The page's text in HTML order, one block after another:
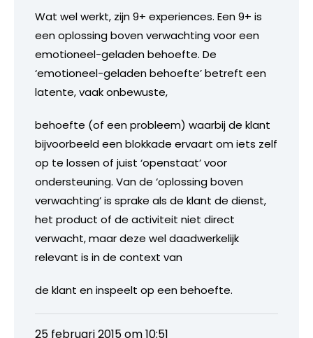
Wat wel werkt, zijn 9+ experiences. Een 9+ is
een oplossing boven verwachting voor een
emotioneel-geladen behoefte. De
‘emotioneel-geladen behoefte’ betreft een
latente, vaak onbewuste,
behoefte (of een probleem) waarbij de klant
bijvoorbeeld een blokkade ervaart om iets zelf
op te lossen of juist ‘openstaat’ voor
ondersteuning. Van de ‘oplossing boven
verwachting’ is sprake als de klant de dienst,
het product of de activiteit niet direct
verwacht, maar deze wel daadwerkelijk
relevant is in de context van
de klant en inspeelt op een behoefte.
25 februari 2015 om 10:51